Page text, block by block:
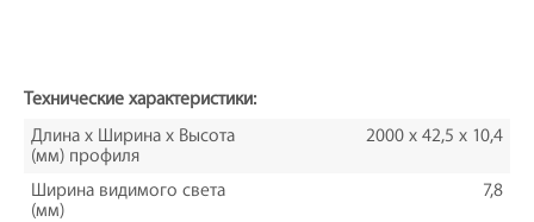
Технические характеристики:
Длина х Ширина х Высота
(мм) профиля
2000 x 42,5 х 10,4
Ширина видимого света
(мм)
7,8